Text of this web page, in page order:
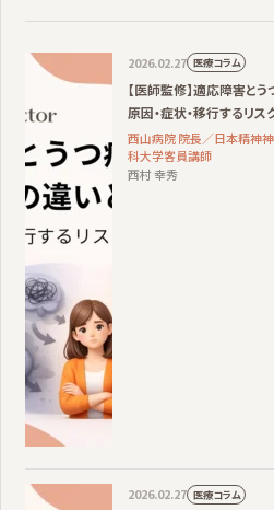
2026.02.27 医療コラム
【医師監修】適応障害と
原因・症状・移行するリ
西山病院 院長／日本精神
科大学客員講師
西村 幸秀
2026.02.27 医療コラム